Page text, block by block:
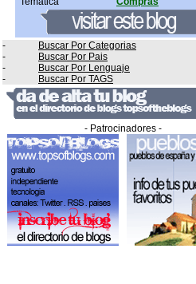
-
Buscar Por Categorias
-
Buscar Por Pais
-
Buscar Por Lenguaje
-
Buscar Por TAGS
- Patrocinadores -